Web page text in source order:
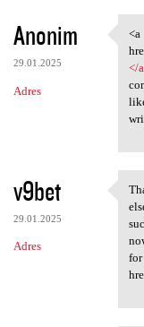
Anonim
29.01.2025
Adres
<a
<a
</
v9bet
29.01.2025
Adres
for